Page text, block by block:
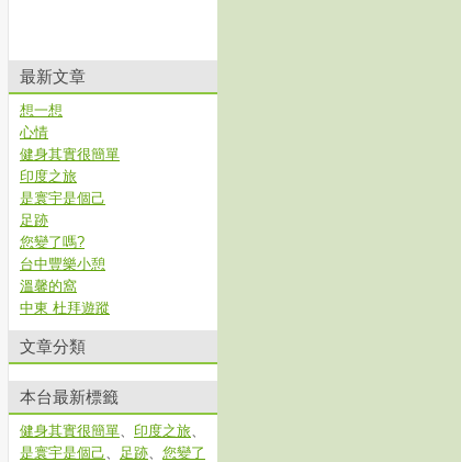
最新文章
想一想
心情
健身其實很簡單
印度之旅
是寰宇是個己
足跡
您變了嗎?
台中豐樂小憩
溫馨的窩
中東 杜拜遊蹤
文章分類
本台最新標籤
健身其實很簡單、 印度之旅、
是寰宇是個己、 足跡、 您變了